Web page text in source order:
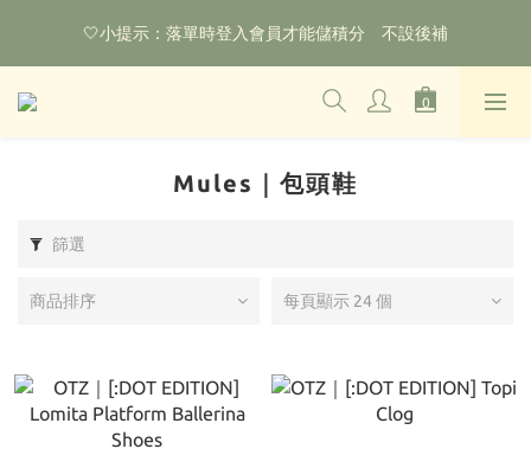
🌟購物滿HKD800即可享香港免運費（不包含手續費）*部分商品
除外
🤍小提示：落單時登入會員才能儲積分　不設後補
‼️2026.1.6 起使用網站新系統！點擊查看舊會員安排‼️
除外
Mules｜包頭鞋
篩選
商品排序 每頁顯示 24 個